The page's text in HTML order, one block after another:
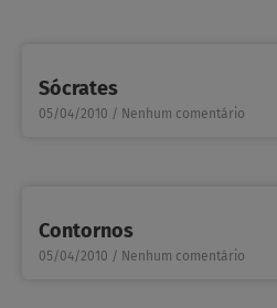
Sócrates
05/04/2010 Nenhum comentário
Contornos
05/04/2010 Nenhum comentário